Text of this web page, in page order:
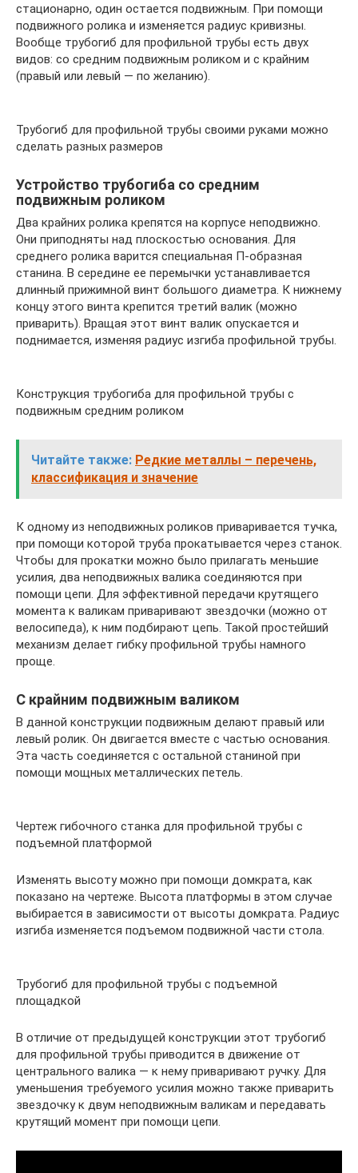
стационарно, один остается подвижным. При помощи
подвижного ролика и изменяется радиус кривизны.
Вообще трубогиб для профильной трубы есть двух
видов: со средним подвижным роликом и с крайним
(правый или левый — по желанию).
Трубогиб для профильной трубы своими руками можно
сделать разных размеров
Устройство трубогиба со средним
подвижным роликом
Два крайних ролика крепятся на корпусе неподвижно.
Они приподняты над плоскостью основания. Для
среднего ролика варится специальная П-образная
станина. В середине ее перемычки устанавливается
длинный прижимной винт большого диаметра. К нижнему
концу этого винта крепится третий валик (можно
приварить). Вращая этот винт валик опускается и
поднимается, изменяя радиус изгиба профильной трубы.
Конструкция трубогиба для профильной трубы с
подвижным средним роликом
Читайте также: Редкие металлы – перечень,
классификация и значение
К одному из неподвижных роликов приваривается тучка,
при помощи которой труба прокатывается через станок.
Чтобы для прокатки можно было прилагать меньшие
усилия, два неподвижных валика соединяются при
помощи цепи. Для эффективной передачи крутящего
момента к валикам приваривают звездочки (можно от
велосипеда), к ним подбирают цепь. Такой простейший
механизм делает гибку профильной трубы намного
проще.
С крайним подвижным валиком
В данной конструкции подвижным делают правый или
левый ролик. Он двигается вместе с частью основания.
Эта часть соединяется с остальной станиной при
помощи мощных металлических петель.
Чертеж гибочного станка для профильной трубы с
подъемной платформой
Изменять высоту можно при помощи домкрата, как
показано на чертеже. Высота платформы в этом случае
выбирается в зависимости от высоты домкрата. Радиус
изгиба изменяется подъемом подвижной части стола.
Трубогиб для профильной трубы с подъемной
площадкой
В отличие от предыдущей конструкции этот трубогиб
для профильной трубы приводится в движение от
центрального валика — к нему приваривают ручку. Для
уменьшения требуемого усилия можно также приварить
звездочку к двум неподвижным валикам и передавать
крутящий момент при помощи цепи.